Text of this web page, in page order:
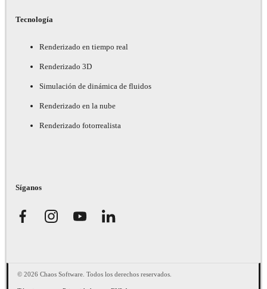
Tecnología
Renderizado en tiempo real
Renderizado 3D
Simulación de dinámica de fluidos
Renderizado en la nube
Renderizado fotorrealista
Síganos
© 2026 Chaos Software. Todos los derechos reservados.